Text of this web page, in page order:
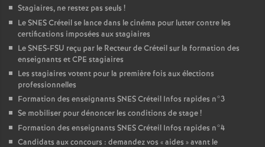
Stagiaires, ne restez pas seuls !
LeSNESCréteil se lance dans le cinéma pour lutter contre les
certifications imposées aux stagiaires
LeSNES-FSU reçu par le Recteur de Créteil sur la formation des
enseignants etCPE stagiaires
Les stagiaires votent pour la première fois aux élections
professionnelles
Formation des enseignants SNESCréteil Infos rapides n°3
Se mobiliser pour dénoncer les conditions de stage!
Formation des enseignants SNESCréteil Infos rapides n°4
Candidats aux concours : demandez vos «aides » avant le